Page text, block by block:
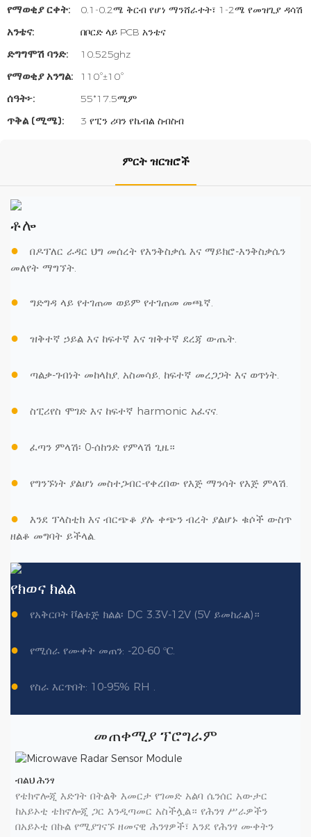
የማወቂያ ርቀት:
0.1-0.2ሜ ቅርብ የሆነ ማንሸራተት፣ 1-2ሜ የመዝጊያ ዳሳሽ
አንቴና:
በቦርድ ላይ PCB አንቴና
ድግግሞሽ ባንድ:
10.525ghz
የማወቂያ አንግል:
110°±10°
ሰዓት፦:
55*17.5ሚም
ጥቅል (ሚሜ):
3 የፒን ሪባን የኬብል ስብስብ
ምርት ዝርዝሮች
ቶሎ
● በዶፕለር ራዳር ህግ መሰረት የእንቅስቃሴ እና ማይክሮ-እንቅስቃሴን
መለየት ማግኘት.
● ግድግዳ ላይ የተገጠመ ወይም የተገጠመ መጫኛ.
● ዝቅተኛ ኃይል እና ከፍተኛ እና ዝቅተኛ ደረጃ ውጤት.
● ጣልቃ-ገብነት መከላከያ, አስመሳይ, ከፍተኛ መረጋጋት እና ወጥነት.
● ስፒሪየስ ሞገድ እና ከፍተኛ harmonic አፈናና.
● ፈጣን ምላሽ፡ 0-ሰከንድ የምላሽ ጊዜ።
● የግንኙነት ያልሆነ መስተጋብር-የቀረበው የእጅ ማንሳት የእጅ ምላሽ.
● እንደ ፕላስቲክ እና ብርጭቆ ያሉ ቀጭን ብረት ያልሆኑ ቁሶች ውስጥ
ዘልቆ መግባት ይችላል.
የክወና ክልል
● የአቅርቦት ቮልቴጅ ክልል፡ DC 3.3V-12V (5V ይመከራል)።
● የሚሰራ የሙቀት መጠን: -20-60 ℃.
● የስራ እርጥበት: 10-95% RH .
መጠቀሚያ ፕሮግራም
ብልህ ሕንፃ
የቴክኖሎጂ እድገት በትልቅ እመርታ የገመድ አልባ ሴንሰር አውታር
ከአይኦቲ ቴክኖሎጂ ጋር እንዲጣመር አስችሏል። የሕንፃ ሥራዎችን
በአይኦቲ በኩል የሚያገናኙ ዘመናዊ ሕንፃዎች፣ እንደ የሕንፃ ሙቀትን